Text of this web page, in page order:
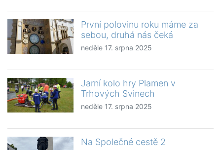
První polovinu roku máme za
sebou, druhá nás čeká
neděle 17. srpna 2025
Jarní kolo hry Plamen v
Trhových Svinech
neděle 17. srpna 2025
Na Společné cestě 2